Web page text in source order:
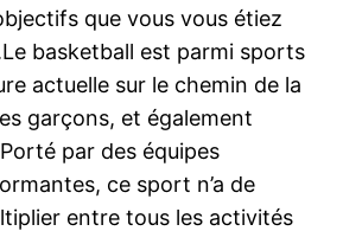
que vous vous étiez
basketball est parmi sports
actuelle sur le chemin de la
garçons, et également
par des équipes
ce sport n’a de
entre tous les activités